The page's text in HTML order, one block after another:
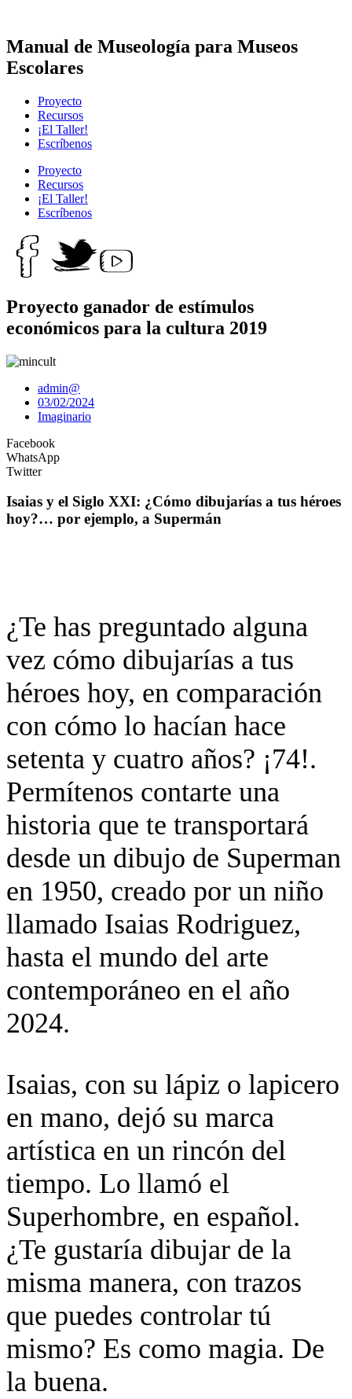
Manual de Museología para Museos
Escolares
Proyecto
Recursos
¡El Taller!
Escríbenos
Proyecto
Recursos
¡El Taller!
Escríbenos
Proyecto ganador de estímulos
económicos para la cultura 2019
admin@
03/02/2024
Imaginario
Facebook
WhatsApp
Twitter
Isaias y el Siglo XXI: ¿Cómo dibujarías a tus héroes
hoy?… por ejemplo, a Supermán
¿Te has preguntado alguna
vez cómo dibujarías a tus
héroes hoy, en comparación
con cómo lo hacían hace
setenta y cuatro años? ¡74!.
Permítenos contarte una
historia que te transportará
desde un dibujo de Superman
en 1950, creado por un niño
llamado Isaias Rodriguez,
hasta el mundo del arte
contemporáneo en el año
2024.
Isaias, con su lápiz o lapicero
en mano, dejó su marca
artística en un rincón del
tiempo. Lo llamó el
Superhombre, en español.
¿Te gustaría dibujar de la
misma manera, con trazos
que puedes controlar tú
mismo? Es como magia. De
la buena.